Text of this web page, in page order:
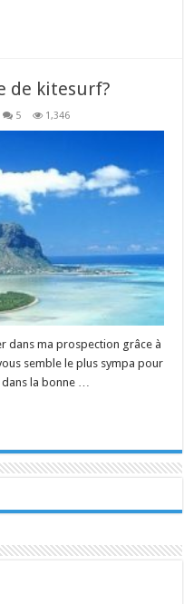
de kitesurf?
5 1,346
dans ma prospection grâce à
semble le plus sympa pour
la bonne …